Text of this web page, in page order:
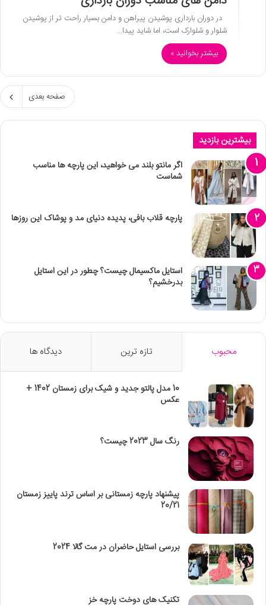
در دوران بارداری پوشیدن پیراهن و دامن بسیار راحت تر از پوشیدن
شلوار و شلوارک است، اما شاید پیدا…
بیشتر بخوانید »
صفحه بعدی
بیشترین بازدید
اگر مانتو بلند می خواهید، این پارچه ها مناسب
شماست
پارچه قلاب بافی، پدیده دنیای مد و پوشاک این روزها
استایل ماکسیمال چیست؟ چطور در این استایل
بدرخشیم؟
محبوب تازه ترین دیدگاه ها
10 مدل پالتو جدید و شیک برای زمستان 1402 +
عکس
رنگ سال 2023 چیست؟
پیشنهاد پارچه زمستانی بر اساس ترند پاییز زمستان
20/21
بررسی استایل حاضران در مت گالا 2024
تکنیک‌ های دوخت پارچه خز